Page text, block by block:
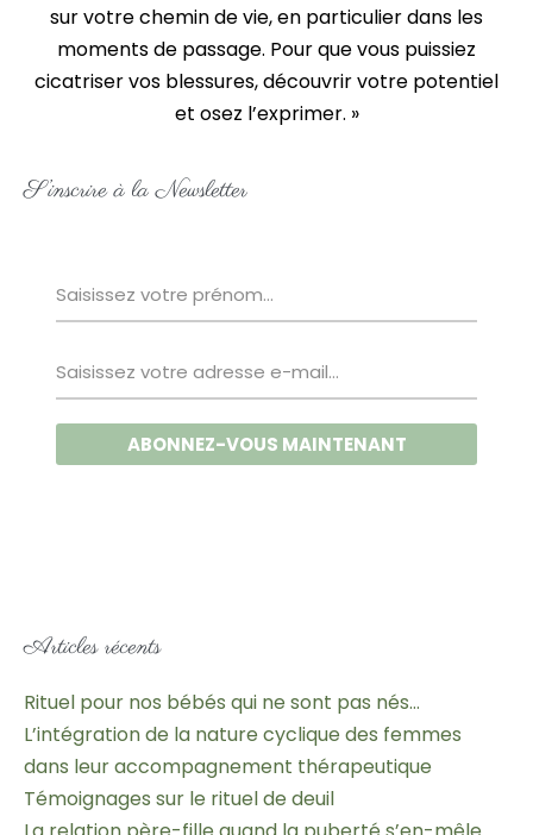
sur votre chemin de vie, en particulier dans les
moments de passage. Pour que vous puissiez
cicatriser vos blessures, découvrir votre potentiel
et osez l’exprimer. »
S’inscrire à la Newsletter
Articles récents
Rituel pour nos bébés qui ne sont pas nés…
L’intégration de la nature cyclique des femmes
dans leur accompagnement thérapeutique
Témoignages sur le rituel de deuil